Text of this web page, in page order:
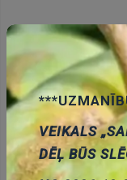
grozam
RCA ligzda uz
VEIKALS
DĒĻ BŪS